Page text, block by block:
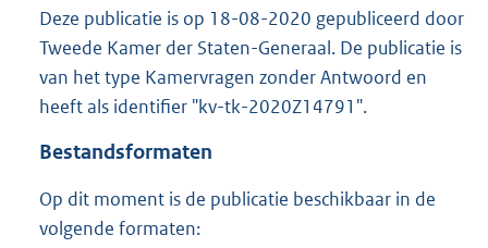
s
r
o
o
:
Deze publicatie is op 18-08-2020 gepubliceerd door
Tweede Kamer der Staten-Generaal. De publicatie is
van het type Kamervragen zonder Antwoord en
heeft als identifier "kv-tk-2020Z14791".
Bestandsformaten
Op dit moment is de publicatie beschikbaar in de
volgende formaten: